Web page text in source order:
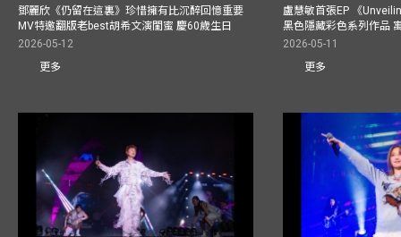
鄧麗欣《仍留在這裏》珍惜擁有比沉醉回憶重要
MV特邀翻版老best胡希文演閨蜜 慶60歲生日
2026-05-12
更多
盧慧敏首張EP 《
黑色隱藏彩色系列作品
2026-05-11
更多